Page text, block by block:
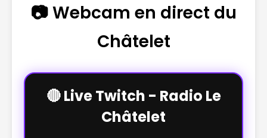
📷 Webcam en direct du
Châtelet
🔴 Live Twitch - Radio Le
Châtelet